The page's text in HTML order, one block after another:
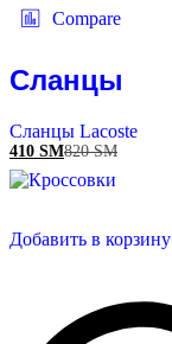
Compare
Сланцы
Сланцы Lacoste
410 ЅМ820ЅМ
Добавить в корзину